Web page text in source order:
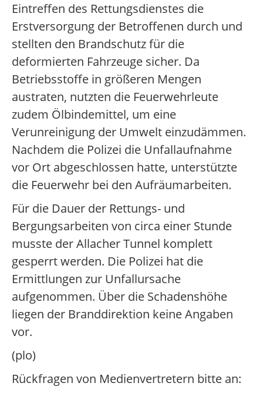
Eintreffen des Rettungsdienstes die
Erstversorgung der Betroffenen durch und
stellten den Brandschutz für die
deformierten Fahrzeuge sicher. Da
Betriebsstoffe in größeren Mengen
austraten, nutzten die Feuerwehrleute
zudem Ölbindemittel, um eine
Verunreinigung der Umwelt einzudämmen.
Nachdem die Polizei die Unfallaufnahme
vor Ort abgeschlossen hatte, unterstützte
die Feuerwehr bei den Aufräumarbeiten.
Für die Dauer der Rettungs- und
Bergungsarbeiten von circa einer Stunde
musste der Allacher Tunnel komplett
gesperrt werden. Die Polizei hat die
Ermittlungen zur Unfallursache
aufgenommen. Über die Schadenshöhe
liegen der Branddirektion keine Angaben
vor.
(plo)
Rückfragen von Medienvertretern bitte an: